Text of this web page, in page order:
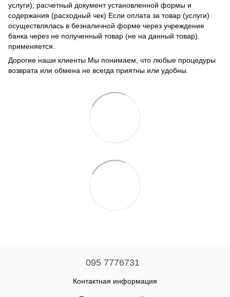
услуги), расчетный документ установленной формы и
содержания (расходный чек) Если оплата за товар (услуги)
осуществлялась в безналичной форме через учреждение
банка через не полученный товар (не на данный товар).
применяется.
Дорогие наши клиенты Мы понимаем, что любые процедуры
возврата или обмена не всегда приятны или удобны.
095 7776731
Контактная информация